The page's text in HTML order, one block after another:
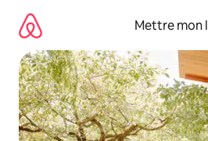
directement
contenu
Mettre mon